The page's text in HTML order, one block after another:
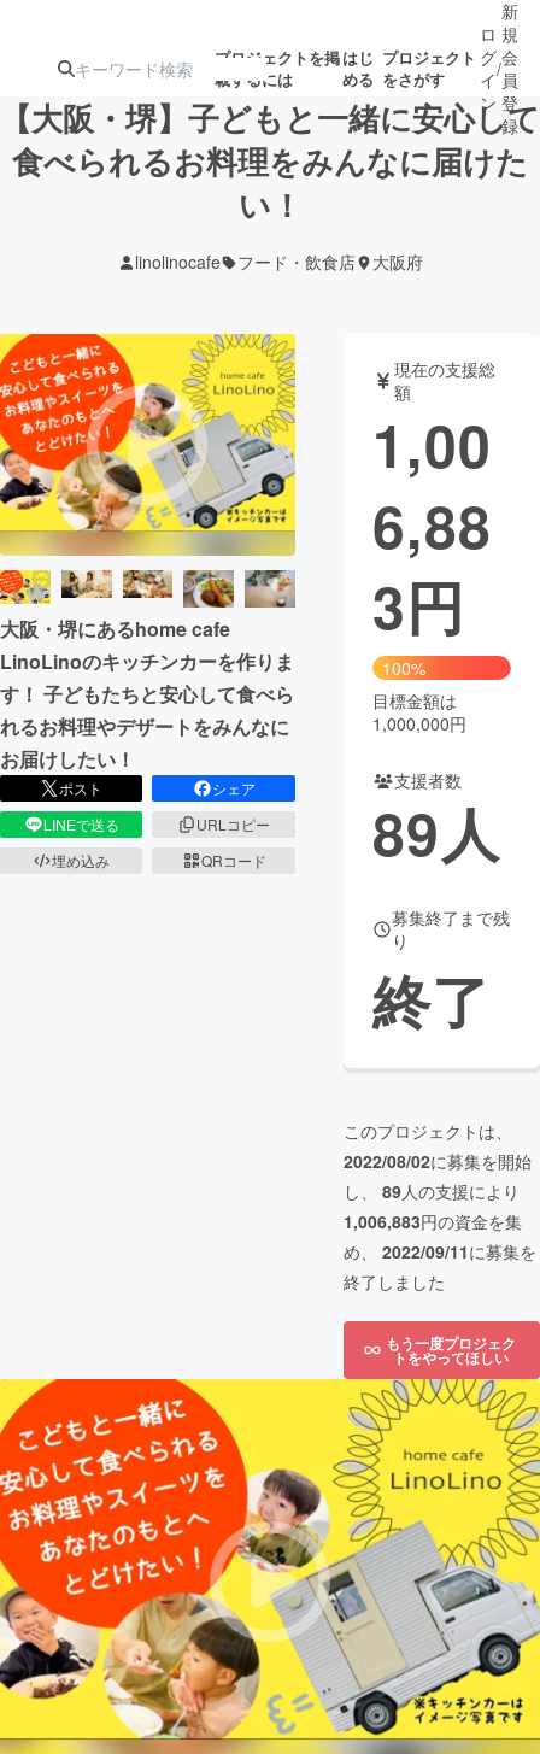
プロジェクトを掲
載するには
はじ
める
プロジェクト
をさがす
注目の新着プロ
テクノロジー・ガジェット
映像・映画 書籍・雑誌
ビジネス・起業 チャレンジ
まちづくり・地域活性化
CAMPFIRE for Social Good
CAMPFIRE Creation
CAMPFIREふるさと納税machi-ya コミュニティ
ロ
グ
イ
ン
/
新
規
会
員
登
録
【大阪・堺】子どもと一緒に安心して
食べられるお料理をみんなに届けた
い！
linolinocafe フード・飲食店 大阪府
大阪・堺にあるhome cafe
LinoLinoのキッチンカーを作りま
す！ 子どもたちと安心して食べら
れるお料理やデザートをみんなに
お届けしたい！
ポスト
シェア
LINEで送る
URLコピー
埋め込み
QRコード
現在の支援総
額
1,00
6,88
3円
100%
目標金額は
1,000,000円
支援者数
89人
募集終了まで残
り
終了
このプロジェクトは、
2022/08/02に募集を開始
し、 89人の支援により
1,006,883円の資金を集
め、 2022/09/11に募集を
終了しました
もう一度プロジェク
トをやってほしい